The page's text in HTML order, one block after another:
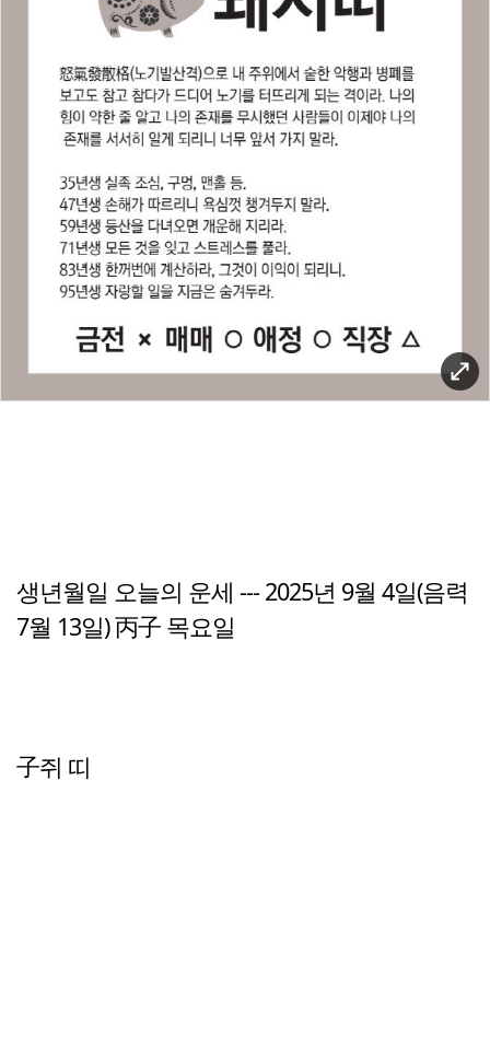
생년월일 오늘의 운세 --- 2025년 9월 4일(음력
7월 13일) 丙子 목요일
子쥐 띠